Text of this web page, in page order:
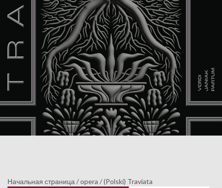
Начальная страница /opera /(Polski) Traviata